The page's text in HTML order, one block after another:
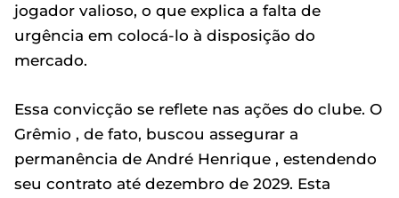
jogador valioso, o que explica a falta de
urgência em colocá-lo à disposição do
mercado.
Essa convicção se reflete nas ações do clube. O
Grêmio , de fato, buscou assegurar a
permanência de André Henrique , estendendo
seu contrato até dezembro de 2029. Esta